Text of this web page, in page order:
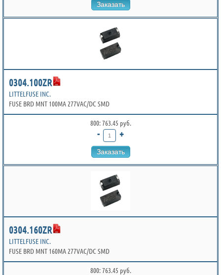
Заказать
0304.100ZR
LITTELFUSE INC.
FUSE BRD MNT 100MA 277VAC/DC SMD
800: 763.45 руб.
- +
Заказать
0304.160ZR
LITTELFUSE INC.
FUSE BRD MNT 160MA 277VAC/DC SMD
800: 763.45 руб.